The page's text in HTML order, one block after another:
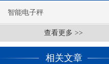
智能电子秤
查看更多 >>
相关文章